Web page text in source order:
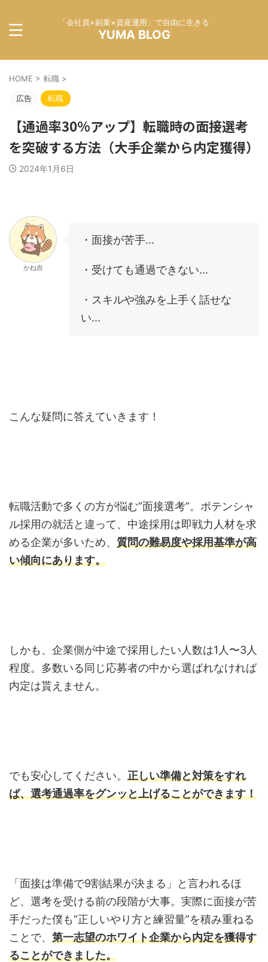
「会社員×副業×資産運用」で自由に生きる
YUMA BLOG
HOME > 転職 >
広告 転職
【通過率30%アップ】転職時の面接選考
を突破する方法（大手企業から内定獲得）
2024年1月6日
かね吉
・面接が苦手...
・受けても通過できない...
・スキルや強みを上手く話せな
い...
こんな疑問に答えていきます！
転職活動で多くの方が悩む”面接選考”。ポテンシャ
ル採用の就活と違って、中途採用は即戦力人材を求
める企業が多いため、 質問の難易度や採用基準が高
い傾向にあります。
しかも、企業側が中途で採用したい人数は1人〜3人
程度。多数いる同じ応募者の中から選ばれなければ
内定は貰えません。
でも安心してください。 正しい準備と対策をすれ
ば、選考通過率をグンッと上げることができます！
「面接は準備で9割結果が決まる」と言われるほ
ど、選考を受ける前の段階が大事。実際に面接が苦
手だった僕も”正しいやり方と練習量”を積み重ねる
ことで、 第一志望のホワイト企業から内定を獲得す
ることができました。